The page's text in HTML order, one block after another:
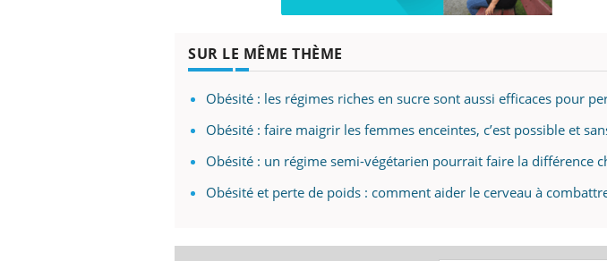
SUR LE MÊME THÈME
Obésité : les régimes riches en sucre sont aussi efficaces pour
Obésité : faire maigrir les femmes enceintes, c’est possible et
Obésité : un régime semi-végétarien pourrait faire la différence
Obésité et perte de poids : comment aider le cerveau à